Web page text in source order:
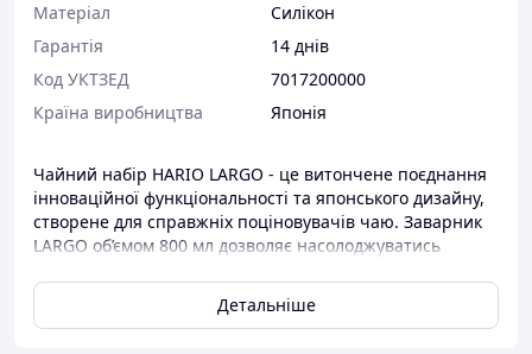
Матеріал
Силікон
Гарантія
14 днів
Код УКТЗЕД
7017200000
Країна виробництва
Японія
Чайний набір HARIO LARGO - це витончене поєднання
інноваційної функціональності та японського дизайну,
створене для справжніх поціновувачів чаю. Заварник
LARGO об’ємом 800 мл дозволяє насолоджуватись
достатньо натиснути важіль, щоби чайний настій
перелився у графин, залишивши листя у верхній колбі.
Детальніше